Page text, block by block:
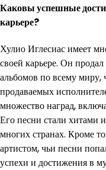
Каковы успешные
карьере?
Хулио Иглесиас имеет
своей карьере. Он
альбомов по всему миру,
продаваемых
множество наград,
Его песни стали хитами
многих странах. Кроме
артистом, чьи песни
успехи и достижения в